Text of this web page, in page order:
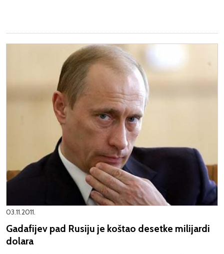
03.11.2011.
Gadafijev pad Rusiju je koštao desetke milijardi
dolara